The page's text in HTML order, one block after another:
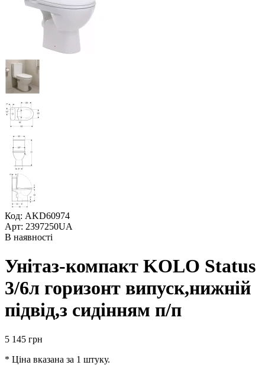
Код: AKD60974
Арт: 2397250UA
В наявності
Унітаз-компакт KOLO Status
3/6л горизонт випуск,нижній
підвід,з сидінням п/п
5 145 грн
* Ціна вказана за 1 штуку.